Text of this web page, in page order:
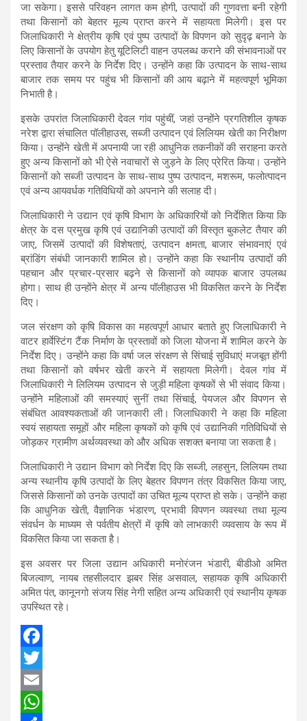
जा सकेगा। इससे परिवहन लागत कम होगी, उत्पादों की गुणवत्ता बनी रहेगी
तथा किसानों को बेहतर मूल्य प्राप्त करने में सहायता मिलेगी। इस पर
जिलाधिकारी ने क्षेत्रीय कृषि एवं पुष्प उत्पादों के विपणन को सुदृढ़ बनाने के
लिए किसानों के उपयोग हेतु यूटिलिटी वाहन उपलब्ध कराने की संभावनाओं पर
प्रस्ताव तैयार करने के निर्देश दिए। उन्होंने कहा कि उत्पादन के साथ-साथ
बाजार तक समय पर पहुंच भी किसानों की आय बढ़ाने में महत्वपूर्ण भूमिका
निभाती है।
इसके उपरांत जिलाधिकारी देवल गांव पहुंचीं, जहां उन्होंने प्रगतिशील कृषक
नरेश द्वारा संचालित पॉलीहाउस, सब्जी उत्पादन एवं लिलियम खेती का निरीक्षण
किया। उन्होंने खेती में अपनायी जा रही आधुनिक तकनीकों की सराहना करते
हुए अन्य किसानों को भी ऐसे नवाचारों से जुड़ने के लिए प्रेरित किया। उन्होंने
किसानों को सब्जी उत्पादन के साथ-साथ पुष्प उत्पादन, मशरूम, फलोत्पादन
एवं अन्य आयवर्धक गतिविधियों को अपनाने की सलाह दी।
जिलाधिकारी ने उद्यान एवं कृषि विभाग के अधिकारियों को निर्देशित किया कि
क्षेत्र के दस प्रमुख कृषि एवं उद्यानिकी उत्पादों की विस्तृत बुकलेट तैयार की
जाए, जिसमें उत्पादों की विशेषताएं, उत्पादन क्षमता, बाजार संभावनाएं एवं
ब्रांडिंग संबंधी जानकारी शामिल हो। उन्होंने कहा कि स्थानीय उत्पादों की
पहचान और प्रचार-प्रसार बढ़ने से किसानों को व्यापक बाजार उपलब्ध
होगा। साथ ही उन्होंने क्षेत्र में अन्य पॉलीहाउस भी विकसित करने के निर्देश
दिए।
जल संरक्षण को कृषि विकास का महत्वपूर्ण आधार बताते हुए जिलाधिकारी ने
वाटर हार्वेस्टिंग टैंक निर्माण के प्रस्तावों को जिला योजना में शामिल करने के
निर्देश दिए। उन्होंने कहा कि वर्षा जल संरक्षण से सिंचाई सुविधाएं मजबूत होंगी
तथा किसानों को वर्षभर खेती करने में सहायता मिलेगी। देवल गांव में
जिलाधिकारी ने लिलियम उत्पादन से जुड़ी महिला कृषकों से भी संवाद किया।
उन्होंने महिलाओं की समस्याएं सुनीं तथा सिंचाई, पेयजल और विपणन से
संबंधित आवश्यकताओं की जानकारी ली। जिलाधिकारी ने कहा कि महिला
स्वयं सहायता समूहों और महिला कृषकों को कृषि एवं उद्यानिकी गतिविधियों से
जोड़कर ग्रामीण अर्थव्यवस्था को और अधिक सशक्त बनाया जा सकता है।
जिलाधिकारी ने उद्यान विभाग को निर्देश दिए कि सब्जी, लहसुन, लिलियम तथा
अन्य स्थानीय कृषि उत्पादों के लिए बेहतर विपणन तंत्र विकसित किया जाए,
जिससे किसानों को उनके उत्पादों का उचित मूल्य प्राप्त हो सके। उन्होंने कहा
कि आधुनिक खेती, वैज्ञानिक भंडारण, प्रभावी विपणन व्यवस्था तथा मूल्य
संवर्धन के माध्यम से पर्वतीय क्षेत्रों में कृषि को लाभकारी व्यवसाय के रूप में
विकसित किया जा सकता है।
इस अवसर पर जिला उद्यान अधिकारी मनोरंजन भंडारी, बीडीओ अमित
बिजल्वाण, नायब तहसीलदार झबर सिंह असवाल, सहायक कृषि अधिकारी
अमित पंत, कानूनगो संजय सिंह नेगी सहित अन्य अधिकारी एवं स्थानीय कृषक
उपस्थित रहे।
F
a
c
T
w
E